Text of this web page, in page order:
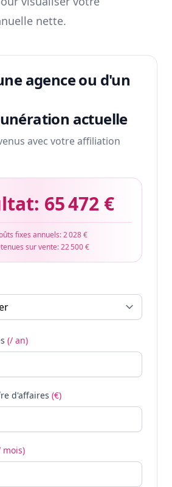
nette.
agence ou d'un
actuelle
avec votre affiliation
65 472 €
fixes annuels:2 028 €
sur vente:22 500 €
(/ an)
d'affaires (€)
mois)